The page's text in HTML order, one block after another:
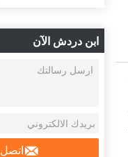
ابن دردش الآن
اتصل